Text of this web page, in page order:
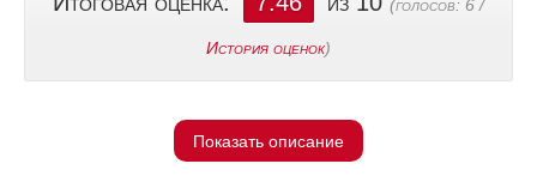
(голосов: 6 /
История оценок)
Показать описание